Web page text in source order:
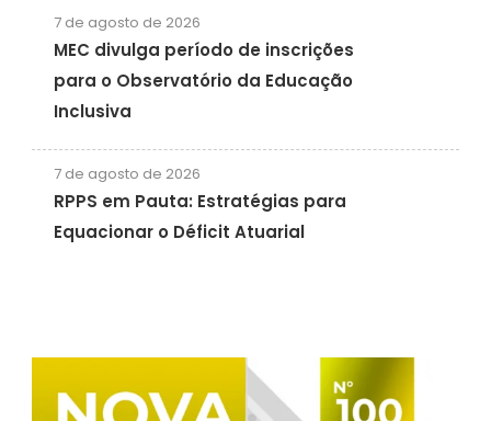
7 de agosto de 2026
MEC divulga período de inscrições
para o Observatório da Educação
Inclusiva
7 de agosto de 2026
RPPS em Pauta: Estratégias para
Equacionar o Déficit Atuarial